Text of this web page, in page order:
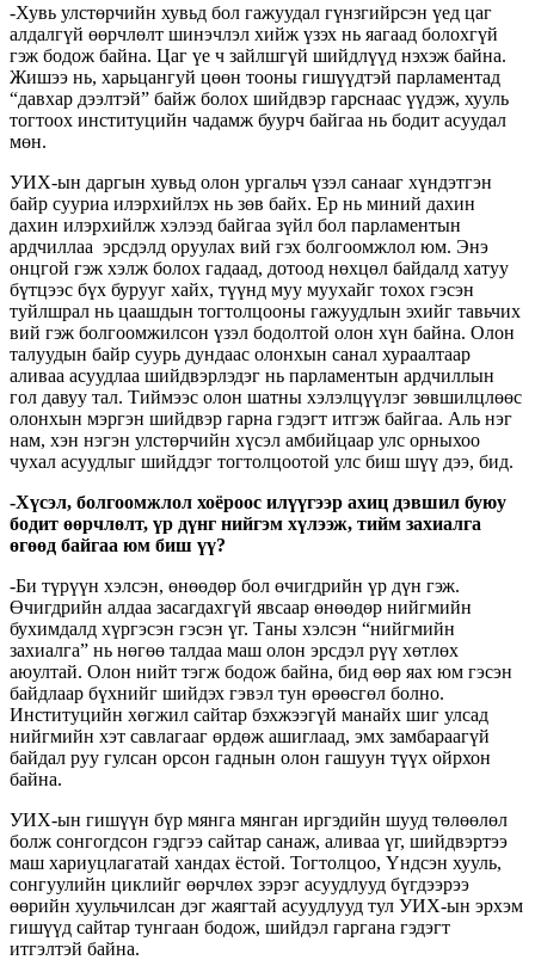
-Хувь улстөрчийн хувьд бол гажуудал гүнзгийрсэн үед цаг
алдалгүй өөрчлөлт шинэчлэл хийж үзэх нь яагаад болохгүй
гэж бодож байна. Цаг үе ч зайлшгүй шийдлүүд нэхэж байна.
Жишээ нь, харьцангуй цөөн тооны гишүүдтэй парламентад
“давхар дээлтэй” байж болох шийдвэр гарснаас үүдэж, хууль
тогтоох институцийн чадамж буурч байгаа нь бодит асуудал
мөн.
УИХ-ын даргын хувьд олон ургальч үзэл санааг хүндэтгэн
байр сууриа илэрхийлэх нь зөв байх. Ер нь миний дахин
дахин илэрхийлж хэлээд байгаа зүйл бол парламентын
ардчиллаа эрсдэлд оруулах вий гэх болгоомжлол юм. Энэ
онцгой гэж хэлж болох гадаад, дотоод нөхцөл байдалд хатуу
бүтцээс бүх бурууг хайх, түүнд муу муухайг тохох гэсэн
туйлшрал нь цаашдын тогтолцооны гажуудлын эхийг тавьчих
вий гэж болгоомжилсон үзэл бодолтой олон хүн байна. Олон
талуудын байр суурь дундаас олонхын санал хураалтаар
аливаа асуудлаа шийдвэрлэдэг нь парламентын ардчиллын
гол давуу тал. Тиймээс олон шатны хэлэлцүүлэг зөвшилцлөөс
олонхын мэргэн шийдвэр гарна гэдэгт итгэж байгаа. Аль нэг
нам, хэн нэгэн улстөрчийн хүсэл амбийцаар улс орныхоо
чухал асуудлыг шийддэг тогтолцоотой улс биш шүү дээ, бид.
-Хүсэл, болгоомжлол хоёроос илүүгээр ахиц дэвшил буюу
бодит өөрчлөлт, үр дүнг нийгэм хүлээж, тийм захиалга
өгөөд байгаа юм биш үү?
-Би түрүүн хэлсэн, өнөөдөр бол өчигдрийн үр дүн гэж.
Өчигдрийн алдаа засагдахгүй явсаар өнөөдөр нийгмийн
бухимдалд хүргэсэн гэсэн үг. Таны хэлсэн “нийгмийн
захиалга” нь нөгөө талдаа маш олон эрсдэл рүү хөтлөх
аюултай. Олон нийт тэгж бодож байна, бид өөр яах юм гэсэн
байдлаар бүхнийг шийдэх гэвэл тун өрөөсгөл болно.
Институцийн хөгжил сайтар бэхжээгүй манайх шиг улсад
нийгмийн хэт савлагааг өрдөж ашиглаад, эмх замбараагүй
байдал руу гулсан орсон гаднын олон гашуун түүх ойрхон
байна.
УИХ-ын гишүүн бүр мянга мянган иргэдийн шууд төлөөлөл
болж сонгогдсон гэдгээ сайтар санаж, аливаа үг, шийдвэртээ
маш хариуцлагатай хандах ёстой. Тогтолцоо, Үндсэн хууль,
сонгуулийн циклийг өөрчлөх зэрэг асуудлууд бүгдээрээ
өөрийн хуульчилсан дэг жаягтай асуудлууд тул УИХ-ын эрхэм
гишүүд сайтар тунгаан бодож, шийдэл гаргана гэдэгт
итгэлтэй байна.